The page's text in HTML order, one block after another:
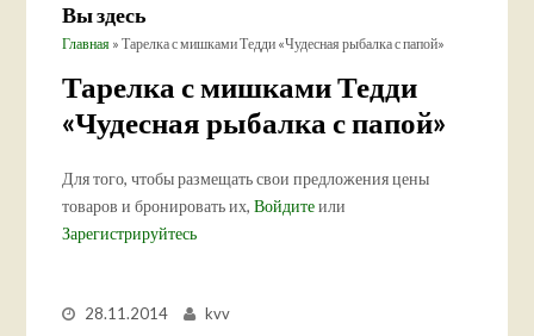
Вы здесь
Главная » Тарелка с мишками Тедди «Чудесная рыбалка с папой»
Тарелка с мишками Тедди
«Чудесная рыбалка с папой»
Для того, чтобы размещать свои предложения цены
товаров и бронировать их,Войдитеили
Зарегистрируйтесь
28.11.2014 kvv